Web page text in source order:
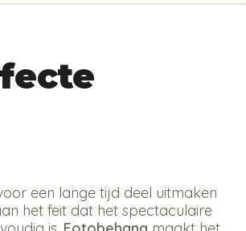
een lange tijd deel uitmaken
het feit dat het spectaculaire
is. Fotobehang maakt het